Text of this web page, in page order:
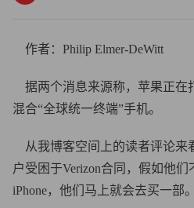
作者：Philip Elmer-DeWitt
据两个消息来源称，苹果正在
混合“全球统一终端”手机。
从我博客空间上的读者评论来
户受困于Verizon合同，假如他
iPhone，他们马上就会去买一部。